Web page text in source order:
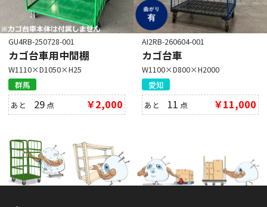
GU4RB-250728-001
カゴ台車用中間棚
W1110×D1050×H25
群馬
あと 29 点 ￥2,000
AI2RB-260604-001
カゴ台車
W1100×D800×H2000
愛知
あと 11 点 ￥11,000